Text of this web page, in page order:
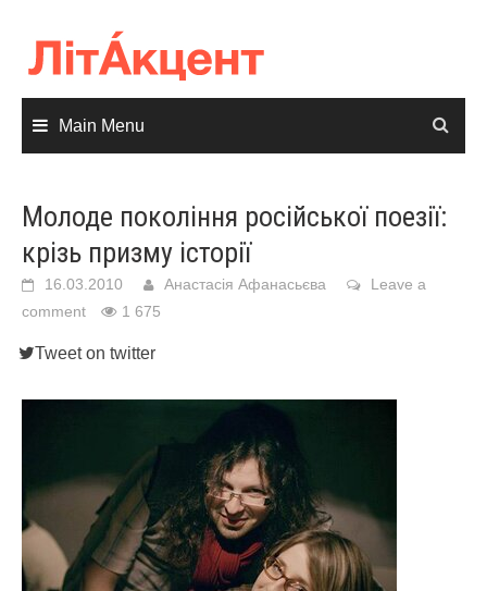
content
Main Menu
Молоде покоління російської поезії:
крізь призму історії
16.03.2010 Анастасія Афанасьєва
Leave a
comment
1 675
Tweet on twitter